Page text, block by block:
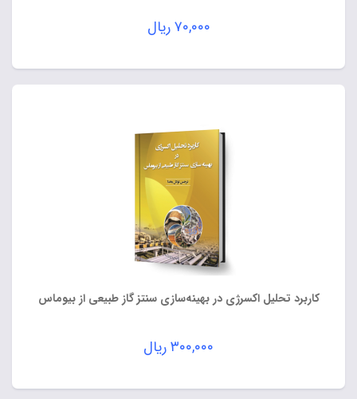
۷۰,۰۰۰ریال
کاربرد تحلیل اکسرژی در بهینه‌سازی سنتز گاز طبیعی از بیوماس
۳۰۰,۰۰۰ریال